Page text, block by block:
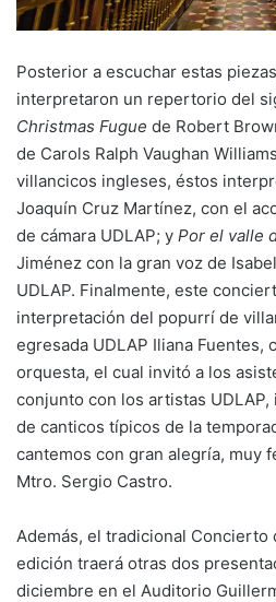
Posterior a escuchar estas
interpretaron un repertorio del
Christmas Fugue de Robert
de Carols Ralph Vaughan
villancicos ingleses, éstos
Joaquín Cruz Martínez, con el
de cámara UDLAP; y Por el valle
Jiménez con la gran voz de
UDLAP. Finalmente, este
interpretación del popurrí de
egresada UDLAP Iliana Fuentes,
orquesta, el cual invitó a los
conjunto con los artistas
de canticos típicos de la
cantemos con gran alegría, muy
Mtro. Sergio Castro.
Además, el tradicional Concierto
edición traerá otras dos
diciembre en el Auditorio